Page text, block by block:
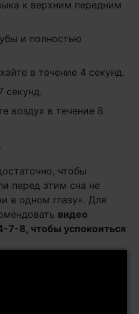
к верхним передним
и полностью
в течение 4 секунд.
секунд.
воздух в течение 8
чтобы
перед этим сна не
в одном глазу». Для
видео
7-8, чтобы успокоиться